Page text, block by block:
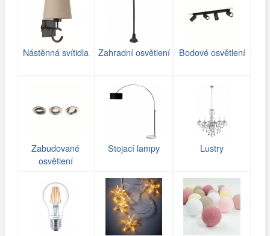
Nástěnná svítidla Zahradní osvětlení Bodové osvětlení
Zabudované
osvětlení
Stojací lampy Lustry